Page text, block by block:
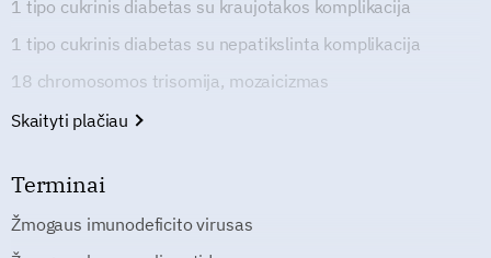
1 tipo cukrinis diabetas su kraujotakos komplikacija
1 tipo cukrinis diabetas su nepatikslinta komplikacija
18 chromosomos trisomija, mozaicizmas
Skaityti plačiau
Terminai
Žmogaus imunodeficito virusas